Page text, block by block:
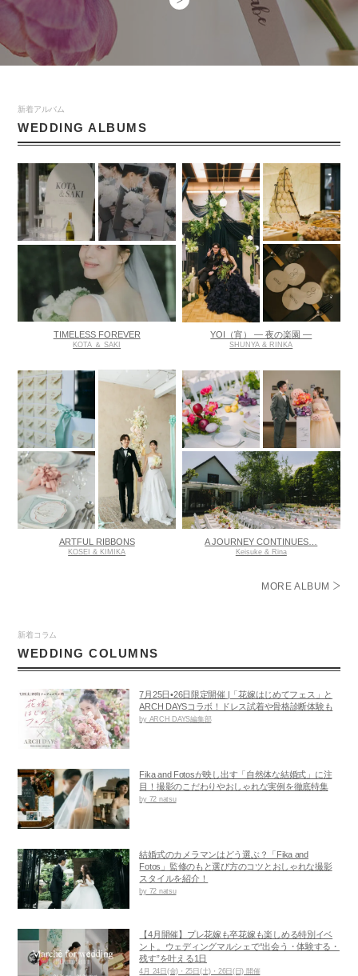
新着アルバム
WEDDING ALBUMS
TIMELESS FOREVER
KOTA ＆ SAKI
YOI（宵） ― 夜の楽園 ―
SHUNYA & RINKA
ARTFUL RIBBONS
KOSEI & KIMIKA
A JOURNEY CONTINUES…
Keisuke & Rina
MORE ALBUM
新着コラム
WEDDING COLUMNS
7月25日•26日限定開催 |「花嫁はじめてフェス」と
ARCH DAYSコラボ！ドレス試着や骨格診断体験も
by ARCH DAYS編集部
Fika and Fotosが映し出す「自然体な結婚式」に注
目！撮影のこだわりやおしゃれな実例を徹底特集
by 72 natsu
結婚式のカメラマンはどう選ぶ？「Fika and
Fotos」監修のもと選び方のコツとおしゃれな撮影
スタイルを紹介！
by 72 natsu
【4月開催】プレ花嫁も卒花嫁も楽しめる特別イベ
ント。ウェディングマルシェで“出会う・体験する・
残す”を叶える1日
4月 24日(金)・25日(土)・26日(日) 開催